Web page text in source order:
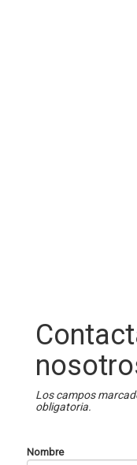
Los campos
obligatoria.
Nombre